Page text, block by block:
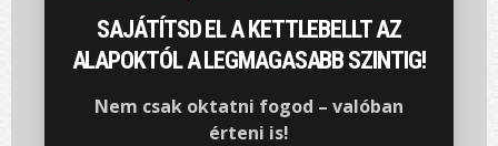
SAJÁTÍTSD EL A KETTLEBELLT AZ
ALAPOKTÓL A LEGMAGASABB SZINTIG!
Nem csak oktatni fogod – valóban
érteni is!